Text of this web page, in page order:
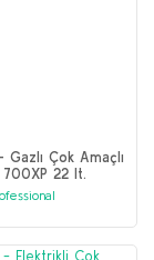
Çok Amaçlı
22 lt.
çok amaçlı